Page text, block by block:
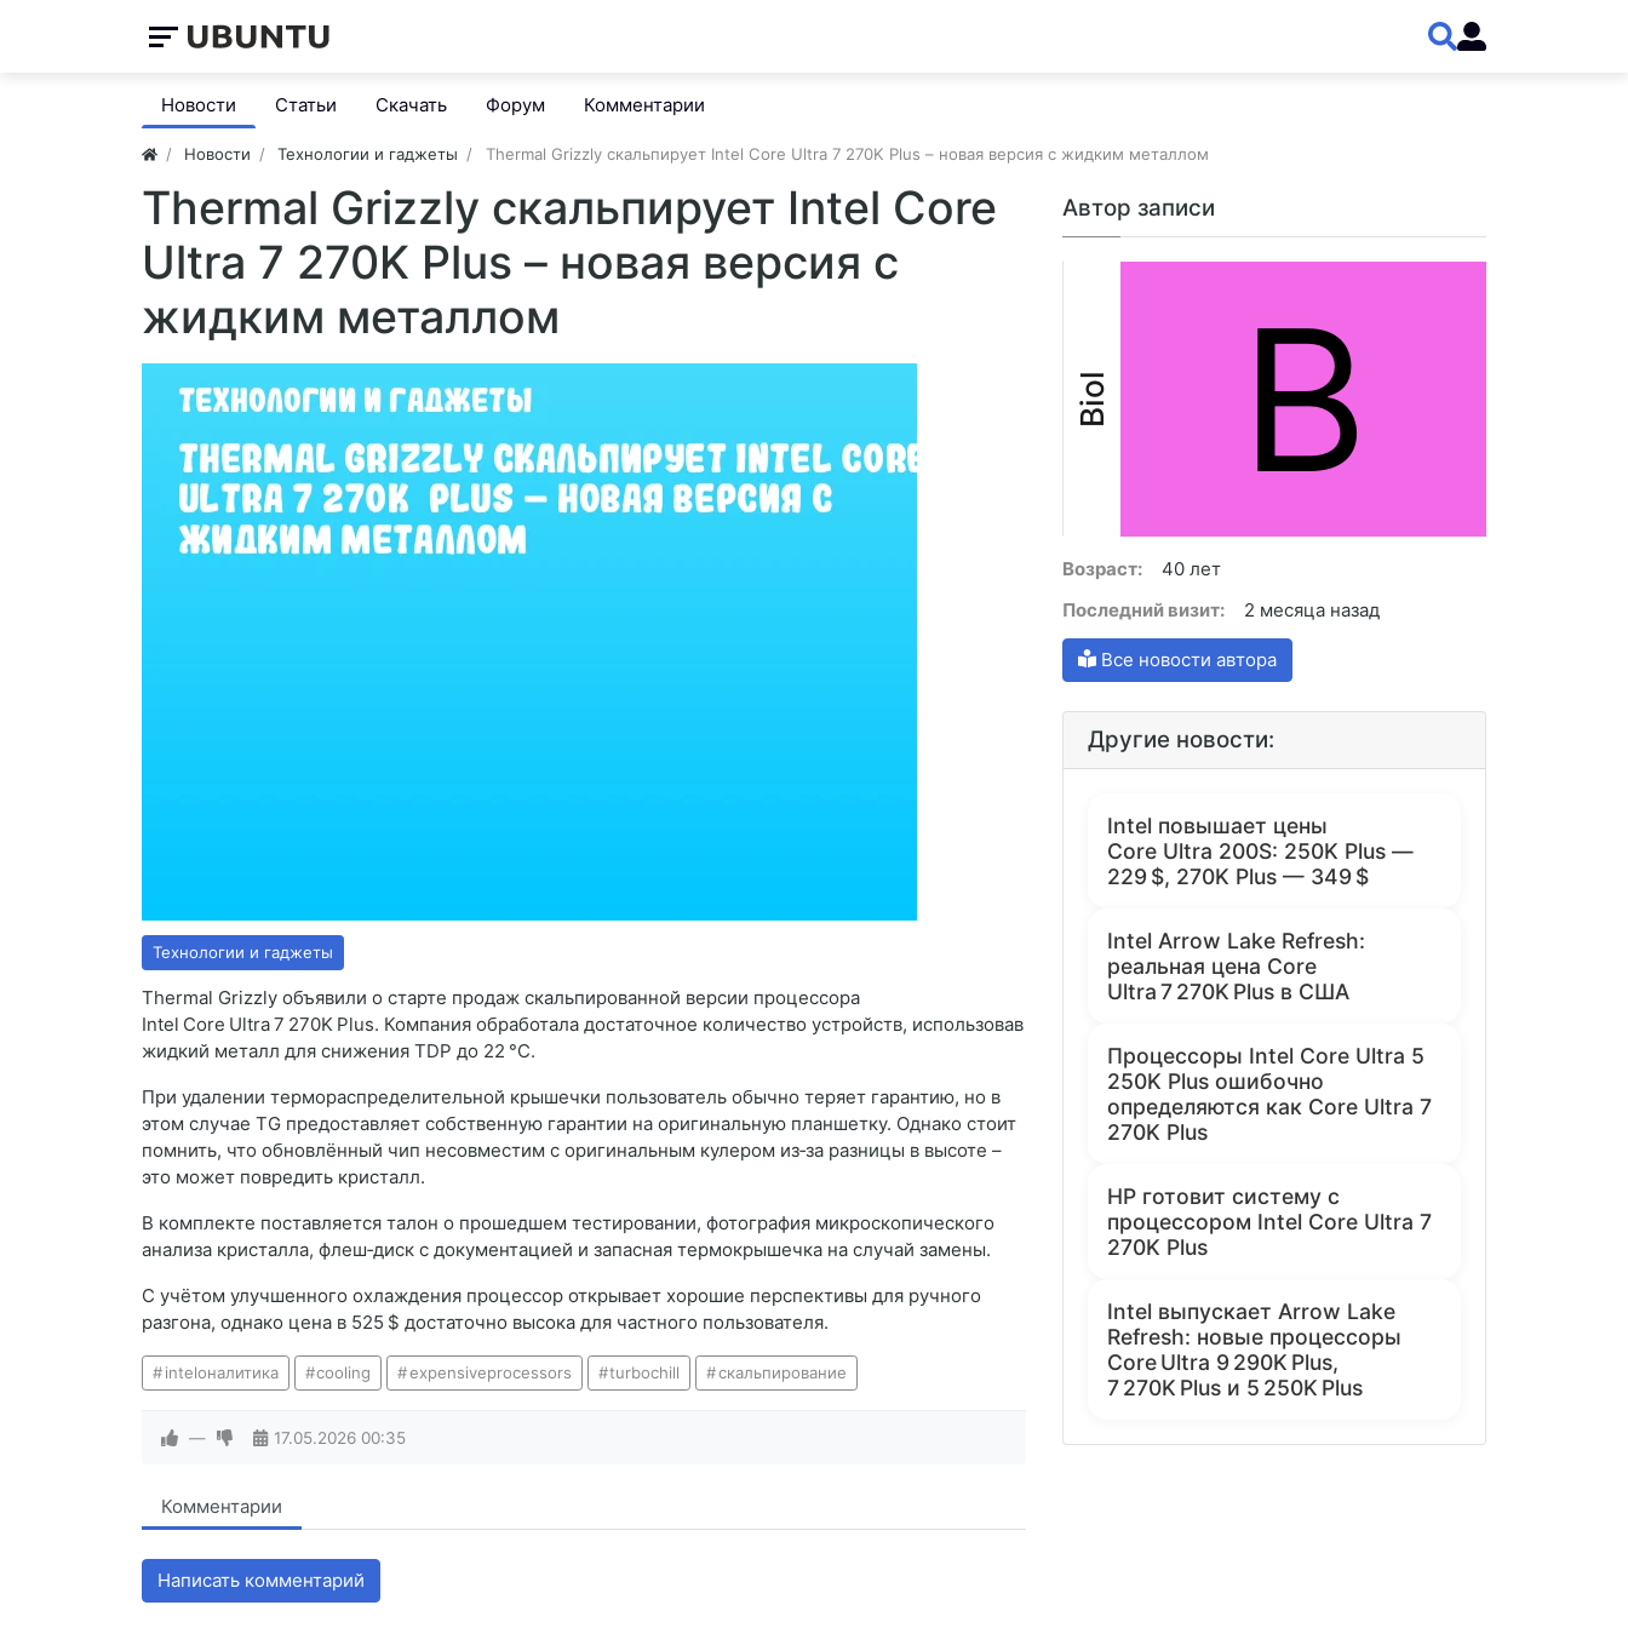
Новости Статьи Скачать Форум Комментарии
Новости Технологии и гаджеты Thermal Grizzly скальпирует Intel Core Ultra 7 270K Plus – новая версия с жидким металлом
Thermal Grizzly скальпирует Intel Core
Ultra 7 270K Plus – новая версия с
жидким металлом
Технологии и гаджеты
Thermal Grizzly объявили о старте продаж скальпированной версии процессора
Intel Core Ultra 7 270K Plus. Компания обработала достаточное количество устройств, использовав
жидкий металл для снижения TDP до 22 °C.
При удалении термораспределительной крышечки пользователь обычно теряет гарантию, но в
этом случае TG предоставляет собственную гарантии на оригинальную планшетку. Однако стоит
помнить, что обновлённый чип несовместим с оригинальным кулером из‑за разницы в высоте –
это может повредить кристалл.
В комплекте поставляется талон о прошедшем тестировании, фотография микроскопического
анализа кристалла, флеш‑диск с документацией и запасная термокрышечка на случай замены.
С учётом улучшенного охлаждения процессор открывает хорошие перспективы для ручного
разгона, однако цена в 525 $ достаточно высока для частного пользователя.
inteloналитика cooling expensiveprocessors turbochill скальпирование
— 17.05.2026 00:35
Комментарии
Написать комментарий
Автор записи
Biol B
Возраст:
40 лет
Последний визит:
2 месяца назад
Все новости автора
Другие новости:
Intel повышает цены
Core Ultra 200S: 250K Plus —
229 $, 270K Plus — 349 $
Intel Arrow Lake Refresh:
реальная цена Core
Ultra 7 270K Plus в США
Процессоры Intel Core Ultra 5
250K Plus ошибочно
определяются как Core Ultra 7
270K Plus
HP готовит систему с
процессором Intel Core Ultra 7
270K Plus
Intel выпускает Arrow Lake
Refresh: новые процессоры
Core Ultra 9 290K Plus,
7 270K Plus и 5 250K Plus